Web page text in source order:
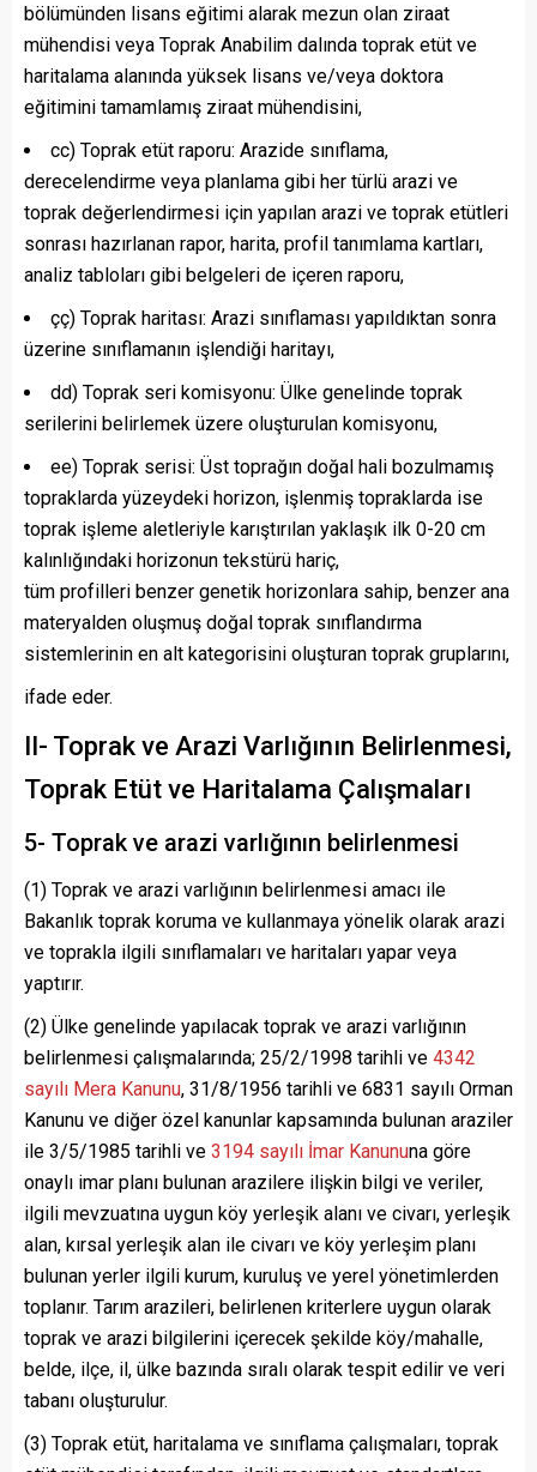
bölümünden lisans eğitimi alarak mezun olan ziraat
mühendisi veya Toprak Anabilim dalında toprak etüt ve
haritalama alanında yüksek lisans ve/veya doktora
eğitimini tamamlamış ziraat mühendisini,
cc) Toprak etüt raporu: Arazide sınıflama,
derecelendirme veya planlama gibi her türlü arazi ve
toprak değerlendirmesi için yapılan arazi ve toprak etütleri
sonrası hazırlanan rapor, harita, profil tanımlama kartları,
analiz tabloları gibi belgeleri de içeren raporu,
çç) Toprak haritası: Arazi sınıflaması yapıldıktan sonra
üzerine sınıflamanın işlendiği haritayı,
dd) Toprak seri komisyonu: Ülke genelinde toprak
serilerini belirlemek üzere oluşturulan komisyonu,
ee) Toprak serisi: Üst toprağın doğal hali bozulmamış
topraklarda yüzeydeki horizon, işlenmiş topraklarda ise
toprak işleme aletleriyle karıştırılan yaklaşık ilk 0-20 cm
kalınlığındaki horizonun tekstürü hariç,
tüm profilleri benzer genetik horizonlara sahip, benzer ana
materyalden oluşmuş doğal toprak sınıflandırma
sistemlerinin en alt kategorisini oluşturan toprak gruplarını,
ifade eder.
II- Toprak ve Arazi Varlığının Belirlenmesi,
Toprak Etüt ve Haritalama Çalışmaları
5- Toprak ve arazi varlığının belirlenmesi
(1) Toprak ve arazi varlığının belirlenmesi amacı ile
Bakanlık toprak koruma ve kullanmaya yönelik olarak arazi
ve toprakla ilgili sınıflamaları ve haritaları yapar veya
yaptırır.
(2) Ülke genelinde yapılacak toprak ve arazi varlığının
belirlenmesi çalışmalarında; 25/2/1998 tarihli ve 4342
sayılı Mera Kanunu, 31/8/1956 tarihli ve 6831 sayılı Orman
Kanunu ve diğer özel kanunlar kapsamında bulunan araziler
ile 3/5/1985 tarihli ve 3194 sayılı İmar Kanununa göre
onaylı imar planı bulunan arazilere ilişkin bilgi ve veriler,
ilgili mevzuatına uygun köy yerleşik alanı ve civarı, yerleşik
alan, kırsal yerleşik alan ile civarı ve köy yerleşim planı
bulunan yerler ilgili kurum, kuruluş ve yerel yönetimlerden
toplanır. Tarım arazileri, belirlenen kriterlere uygun olarak
toprak ve arazi bilgilerini içerecek şekilde köy/mahalle,
belde, ilçe, il, ülke bazında sıralı olarak tespit edilir ve veri
tabanı oluşturulur.
(3) Toprak etüt, haritalama ve sınıflama çalışmaları, toprak